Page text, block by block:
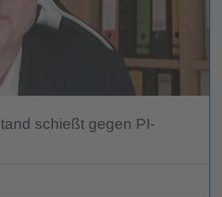
schießt gegen PI-